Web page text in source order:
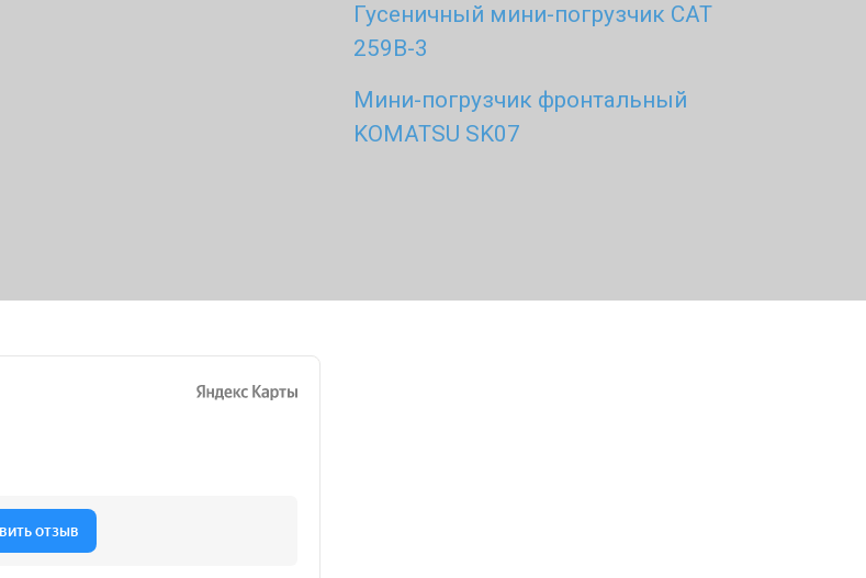
Гусеничный мини-погрузчик CAT
259B-3
Мини-погрузчик фронтальный
KOMATSU SK07